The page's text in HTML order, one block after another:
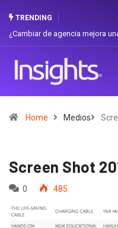
TRENDING
de agencia mejora una marca?
Home Medios
Screen Shot
0 485